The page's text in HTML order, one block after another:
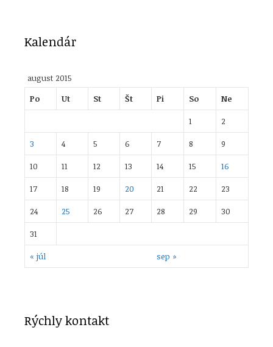
Kalendár
august 2015
Po
Ut St Št Pi So Ne
« júl sep »
1
2
3
4 5 6 7 8
9
10
11 12 13 14 15
16
17
18 19 20 21 22
23
24
25 26 27 28 29
30
31
Rýchly kontakt